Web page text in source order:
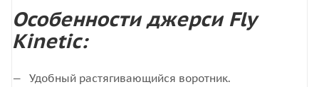
Особенности джерси Fly
Kinetic:
Удобный растягивающийся воротник.